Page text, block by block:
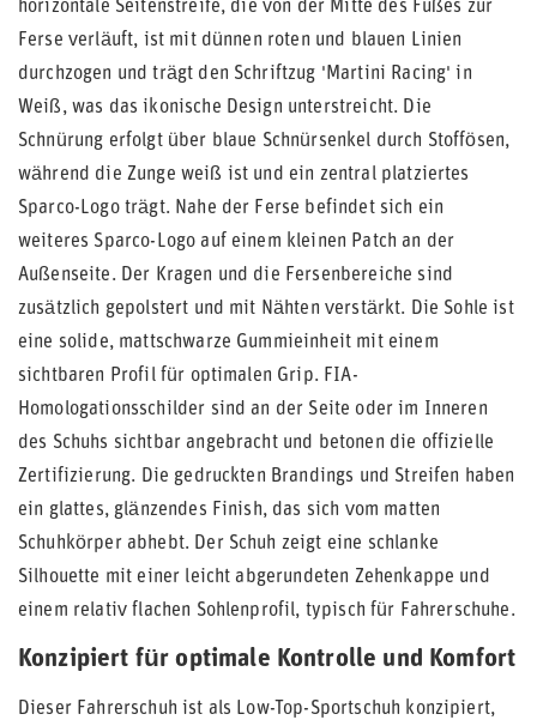
horizontale Seitenstreife, die von der Mitte des Fußes zur
Ferse verläuft, ist mit dünnen roten und blauen Linien
durchzogen und trägt den Schriftzug 'Martini Racing' in
Weiß, was das ikonische Design unterstreicht. Die
Schnürung erfolgt über blaue Schnürsenkel durch Stoffösen,
während die Zunge weiß ist und ein zentral platziertes
Sparco-Logo trägt. Nahe der Ferse befindet sich ein
weiteres Sparco-Logo auf einem kleinen Patch an der
Außenseite. Der Kragen und die Fersenbereiche sind
zusätzlich gepolstert und mit Nähten verstärkt. Die Sohle ist
eine solide, mattschwarze Gummieinheit mit einem
sichtbaren Profil für optimalen Grip. FIA-
Homologationsschilder sind an der Seite oder im Inneren
des Schuhs sichtbar angebracht und betonen die offizielle
Zertifizierung. Die gedruckten Brandings und Streifen haben
ein glattes, glänzendes Finish, das sich vom matten
Schuhkörper abhebt. Der Schuh zeigt eine schlanke
Silhouette mit einer leicht abgerundeten Zehenkappe und
einem relativ flachen Sohlenprofil, typisch für Fahrerschuhe.
Konzipiert für optimale Kontrolle und Komfort
Dieser Fahrerschuh ist als Low-Top-Sportschuh konzipiert,